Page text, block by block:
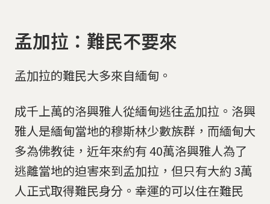
孟加拉：難民不要來
孟加拉的難民大多來自緬甸。
成千上萬的洛興雅人從緬甸逃往孟加拉。洛興
雅人是緬甸當地的穆斯林少數族群，而緬甸大
多為佛教徒，近年來約有 40萬洛興雅人為了
逃離當地的迫害來到孟加拉，但只有大約 3萬
人正式取得難民身分。幸運的可以住在難民